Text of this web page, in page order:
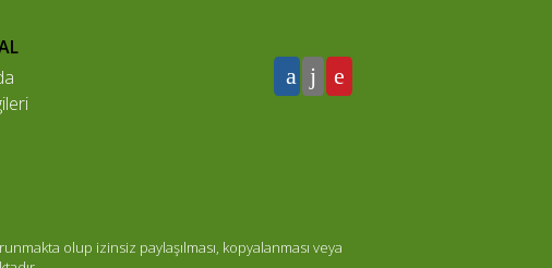
olup izinsiz paylaşılması, kopyalanması veya